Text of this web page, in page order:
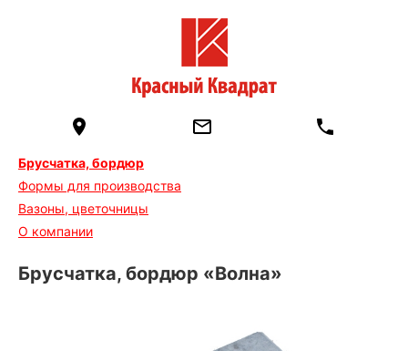
Брусчатка, бордюр
Формы для производства
Вазоны, цветочницы
О компании
Брусчатка, бордюр «Волна»